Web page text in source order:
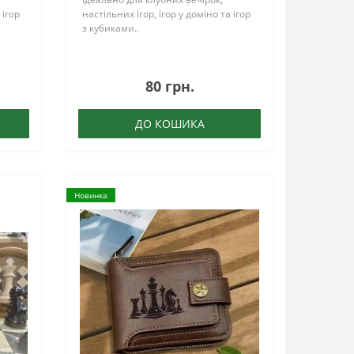
настільних ігор, ігор у доміно та ігор
з кубиками..
80 грн.
ДО КОШИКА
Новинка